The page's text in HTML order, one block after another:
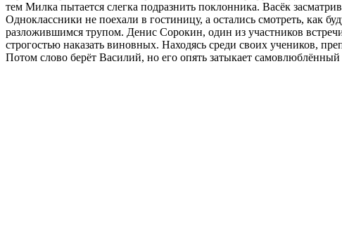
тем Милка пытается слегка подразнить поклонника. Васёк
Одноклассники не поехали в гостиницу, а остались смотреть, как
разложившимся трупом. Денис Сорокин, один из участников
строгостью наказать виновных. Находясь среди своих учеников,
Потом слово берёт Василий, но его опять затыкает